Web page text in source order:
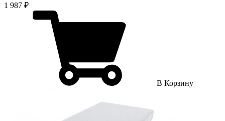
1 987 ₽
В Корзину